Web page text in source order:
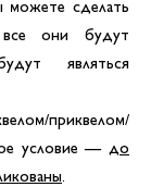
можете сделать
они будут
являться
приквелом/
условие — до
.